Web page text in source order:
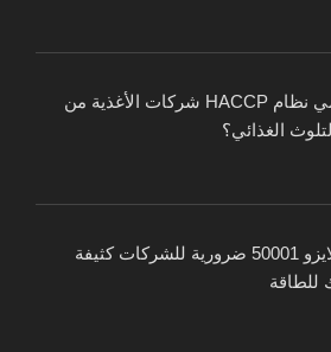
كيف يحمي نظام HACCP شركات الأغذية من
الغذائي؟
شهادة الايزو 50001 ضرورية للشركات كثيفة
للطاقة